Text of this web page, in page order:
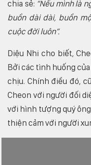
chia sẻ: “Nếu mình là
buồn dài dài, buồn
cuộc đời luôn”.
Diệu Nhi cho biết,
Bởi các tình huống
chịu. Chính điều đó,
Cheon với người đối
với hình tượng quý
thiện cảm với người